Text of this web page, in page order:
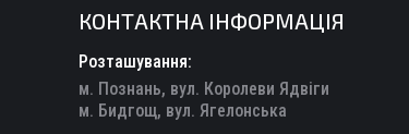
КОНТАКТНА ІНФОРМАЦІЯ
Розташування:
м. Познань, вул. Королеви Ядвіги
м. Бидгощ, вул. Ягелонська